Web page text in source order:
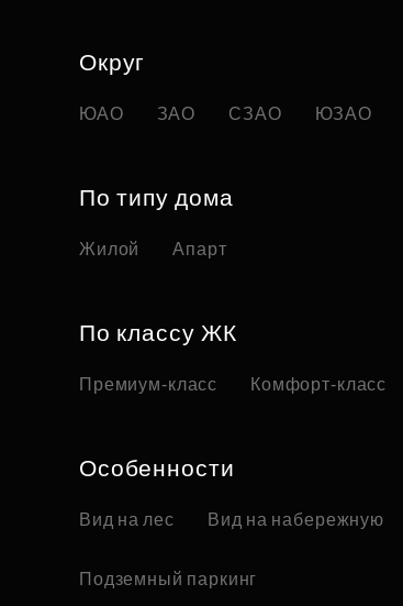
Округ
ЮАО ЗАО СЗАО ЮЗАО
По типу дома
Жилой Апарт
По классу ЖК
Премиум-класс Комфорт-класс
Особенности
Вид на лес Вид на набережную
Подземный паркинг